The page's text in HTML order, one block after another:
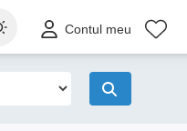
Contul meu